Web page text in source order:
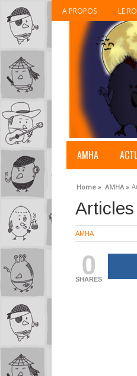
A PROPOS LE
AMHA
Home » AMHA »
AMHA
0
SHARES